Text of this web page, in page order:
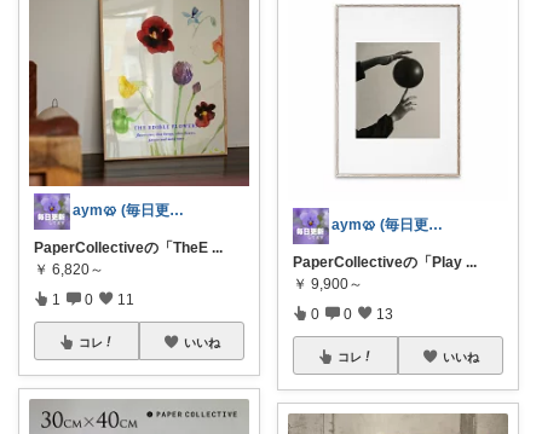
aym🥨 (毎日更新してます🙌)
PaperCollectiveの「TheE ...
￥ 6,820～
1 0 11
コレ いいね
aym🥨 (毎日更新してます🙌)
PaperCollectiveの「Play ...
￥ 9,900～
0 0 13
コレ いいね